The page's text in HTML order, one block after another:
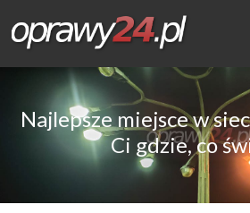
Najlepsze miejsce w
Ci gdzie, co